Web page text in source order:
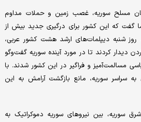
مسلح سوریه، غصب زمین و حملات مداوم
گفت که این کشور برای درگیری جدید بیش از
شنبه دیپلمات‌‌‌های ارشد هشت کشور عربی،
دیدار کردند تا در مورد آینده سوریه گفت‌وگو
مسالمت‌آمیز و فراگیر در این کشور شدند. با
سراسر سوریه، مانع بازگشت آرامش به این
سوریه، بین نیروهای سوریه دموکراتیک به